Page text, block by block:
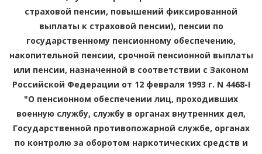
страховой пенсии, повышений фиксированной
выплаты к страховой пенсии), пенсии по
государственному пенсионному обеспечению,
накопительной пенсии, срочной пенсионной выплаты
или пенсии, назначенной в соответствии с Законом
Российской Федерации от 12 февраля 1993 г. N 4468-I
"О пенсионном обеспечении лиц, проходивших
военную службу, службу в органах внутренних дел,
Государственной противопожарной службе, органах
по контролю за оборотом наркотических средств и